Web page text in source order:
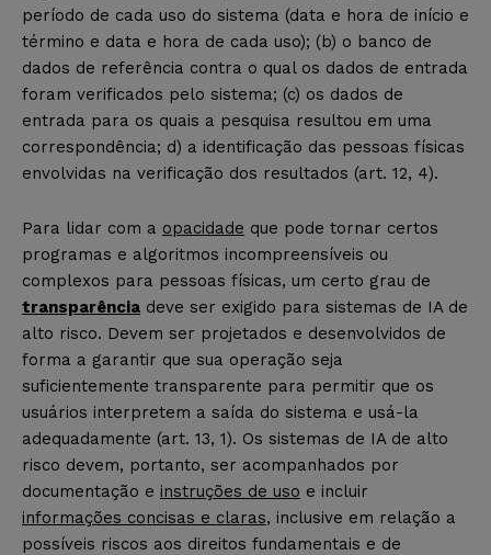
período de cada uso do sistema (data e hora de início e
término e data e hora de cada uso); (b) o banco de
dados de referência contra o qual os dados de entrada
foram verificados pelo sistema; (c) os dados de
entrada para os quais a pesquisa resultou em uma
correspondência; d) a identificação das pessoas físicas
envolvidas na verificação dos resultados (art. 12, 4).
Para lidar com a opacidade que pode tornar certos
programas e algoritmos incompreensíveis ou
complexos para pessoas físicas, um certo grau de
transparência deve ser exigido para sistemas de IA de
alto risco. Devem ser projetados e desenvolvidos de
forma a garantir que sua operação seja
suficientemente transparente para permitir que os
usuários interpretem a saída do sistema e usá-la
adequadamente (art. 13, 1). Os sistemas de IA de alto
risco devem, portanto, ser acompanhados por
documentação e instruções de uso e incluir
informações concisas e claras, inclusive em relação a
possíveis riscos aos direitos fundamentais e de